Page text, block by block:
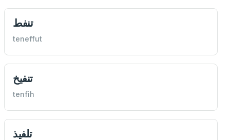
تنفط
teneffut
تنفيخ
tenfih
تلفيذ